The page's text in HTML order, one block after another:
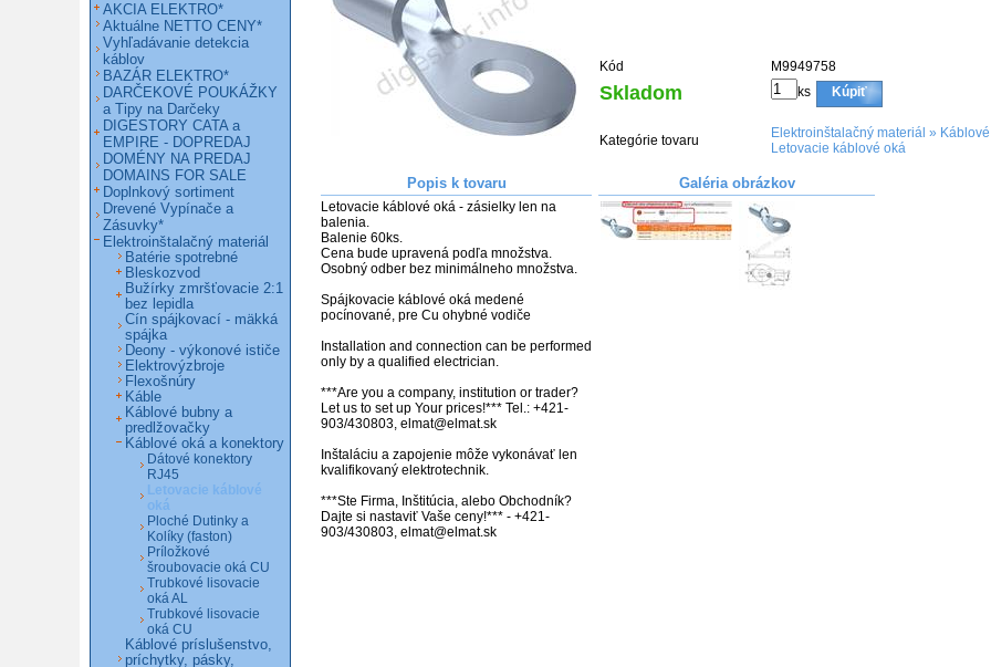
Kód M9949758
Skladom ks Kúpiť
Kategórie tovaru Elektroinštalačný materiál »
Letovacie káblové oká
Popis k tovaru
Letovacie káblové oká - zásielky len na
balenia.
Balenie 60ks.
Cena bude upravená podľa množstva.
Osobný odber bez minimálneho množstva.
Spájkovacie káblové oká medené
pocínované, pre Cu ohybné vodiče
Installation and connection can be performed
only by a qualified electrician.
***Are you a company, institution or trader?
Let us to set up Your prices!*** Tel.: +421-
903/430803, elmat@elmat.sk
Inštaláciu a zapojenie môže vykonávať len
kvalifikovaný elektrotechnik.
***Ste Firma, Inštitúcia, alebo Obchodník?
Dajte si nastaviť Vaše ceny!*** - +421-
903/430803, elmat@elmat.sk
Galéria obrázkov
AKCIA ELEKTRO*
Aktuálne NETTO CENY*
Vyhľadávanie detekcia
káblov
BAZÁR ELEKTRO*
DARČEKOVÉ POUKÁŽKY
a Tipy na Darčeky
DIGESTORY CATA a
EMPIRE - DOPREDAJ
DOMÉNY NA PREDAJ
DOMAINS FOR SALE
Doplnkový sortiment
Drevené Vypínače a
Zásuvky*
Elektroinštalačný materiál
Batérie spotrebné
Bleskozvod
Bužírky zmršťovacie 2:1
bez lepidla
Cín spájkovací - mäkká
spájka
Deony - výkonové ističe
Elektrovýzbroje
Flexošnúry
Káble
Káblové bubny a
predlžovačky
Káblové oká a konektory
Dátové konektory
RJ45
Letovacie káblové
oká
Ploché Dutinky a
Kolíky (faston)
Príložkové
šroubovacie oká CU
Trubkové lisovacie
oká AL
Trubkové lisovacie
oká CU
Káblové príslušenstvo,
príchytky, pásky,